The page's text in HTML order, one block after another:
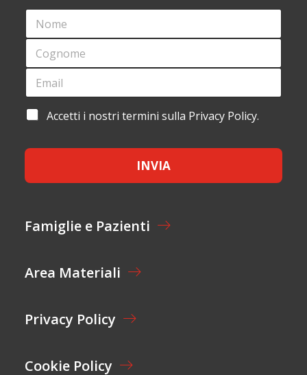
A
C
T
I
E
N
M
*
C
G
O
E
E
A
I
L
A
E
T
O
*
Accetti i nostri termini sulla Privacy Policy.
INVIA
Famiglie e Pazienti
Area Materiali
Privacy Policy
Cookie Policy